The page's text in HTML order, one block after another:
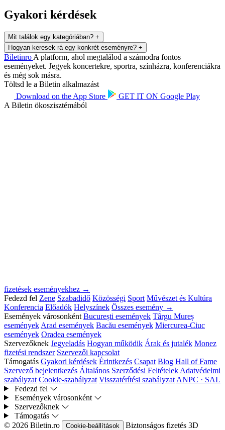
Gyakori kérdések
Mit találok egy kategóriában? +
Hogyan keresek rá egy konkrét eseményre? +
Biletinro A platform, ahol megtalálod a számodra fontos
eseményeket. Jegyek koncertekre, sportra, színházra, konferenciákra
és még sok másra.
Töltsd le a Biletin alkalmazást
Download on the App Store GET IT ON Google Play
A Biletin ökoszisztémából
fizetések eseményekhez →
Fedezd fel Zene Szabadidő Közösségi Sport Művészet és Kultúra
Konferencia Előadók Helyszínek Összes esemény →
Események városonként București események Târgu Mureș
események Arad események Bacău események Miercurea-Ciuc
események Oradea események
Szervezőknek Jegyeladás Hogyan működik Árak és jutalék Monez
fizetési rendszer Szervezői kapcsolat
Támogatás Gyakori kérdések Érintkezés Csapat Blog Hall of Fame
Szervező bejelentkezés Általános Szerződési Feltételek Adatvédelmi
szabályzat Cookie-szabályzat Visszatérítési szabályzat ANPC · SAL
Fedezd fel
Események városonként
Szervezőknek
Támogatás
© 2026 Biletin.ro
Cookie-beállítások Biztonságos fizetés 3D